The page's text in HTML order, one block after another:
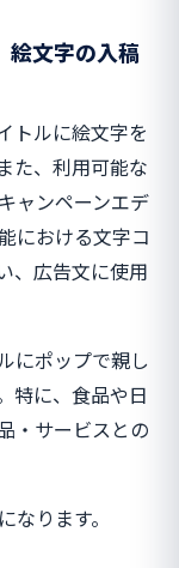
絵文字の入稿
トルに絵文字を
た、利用可能な
ャンペーンエデ
における文字コ
、広告文に使用
にポップで親し
特に、食品や日
・サービスとの
ります。